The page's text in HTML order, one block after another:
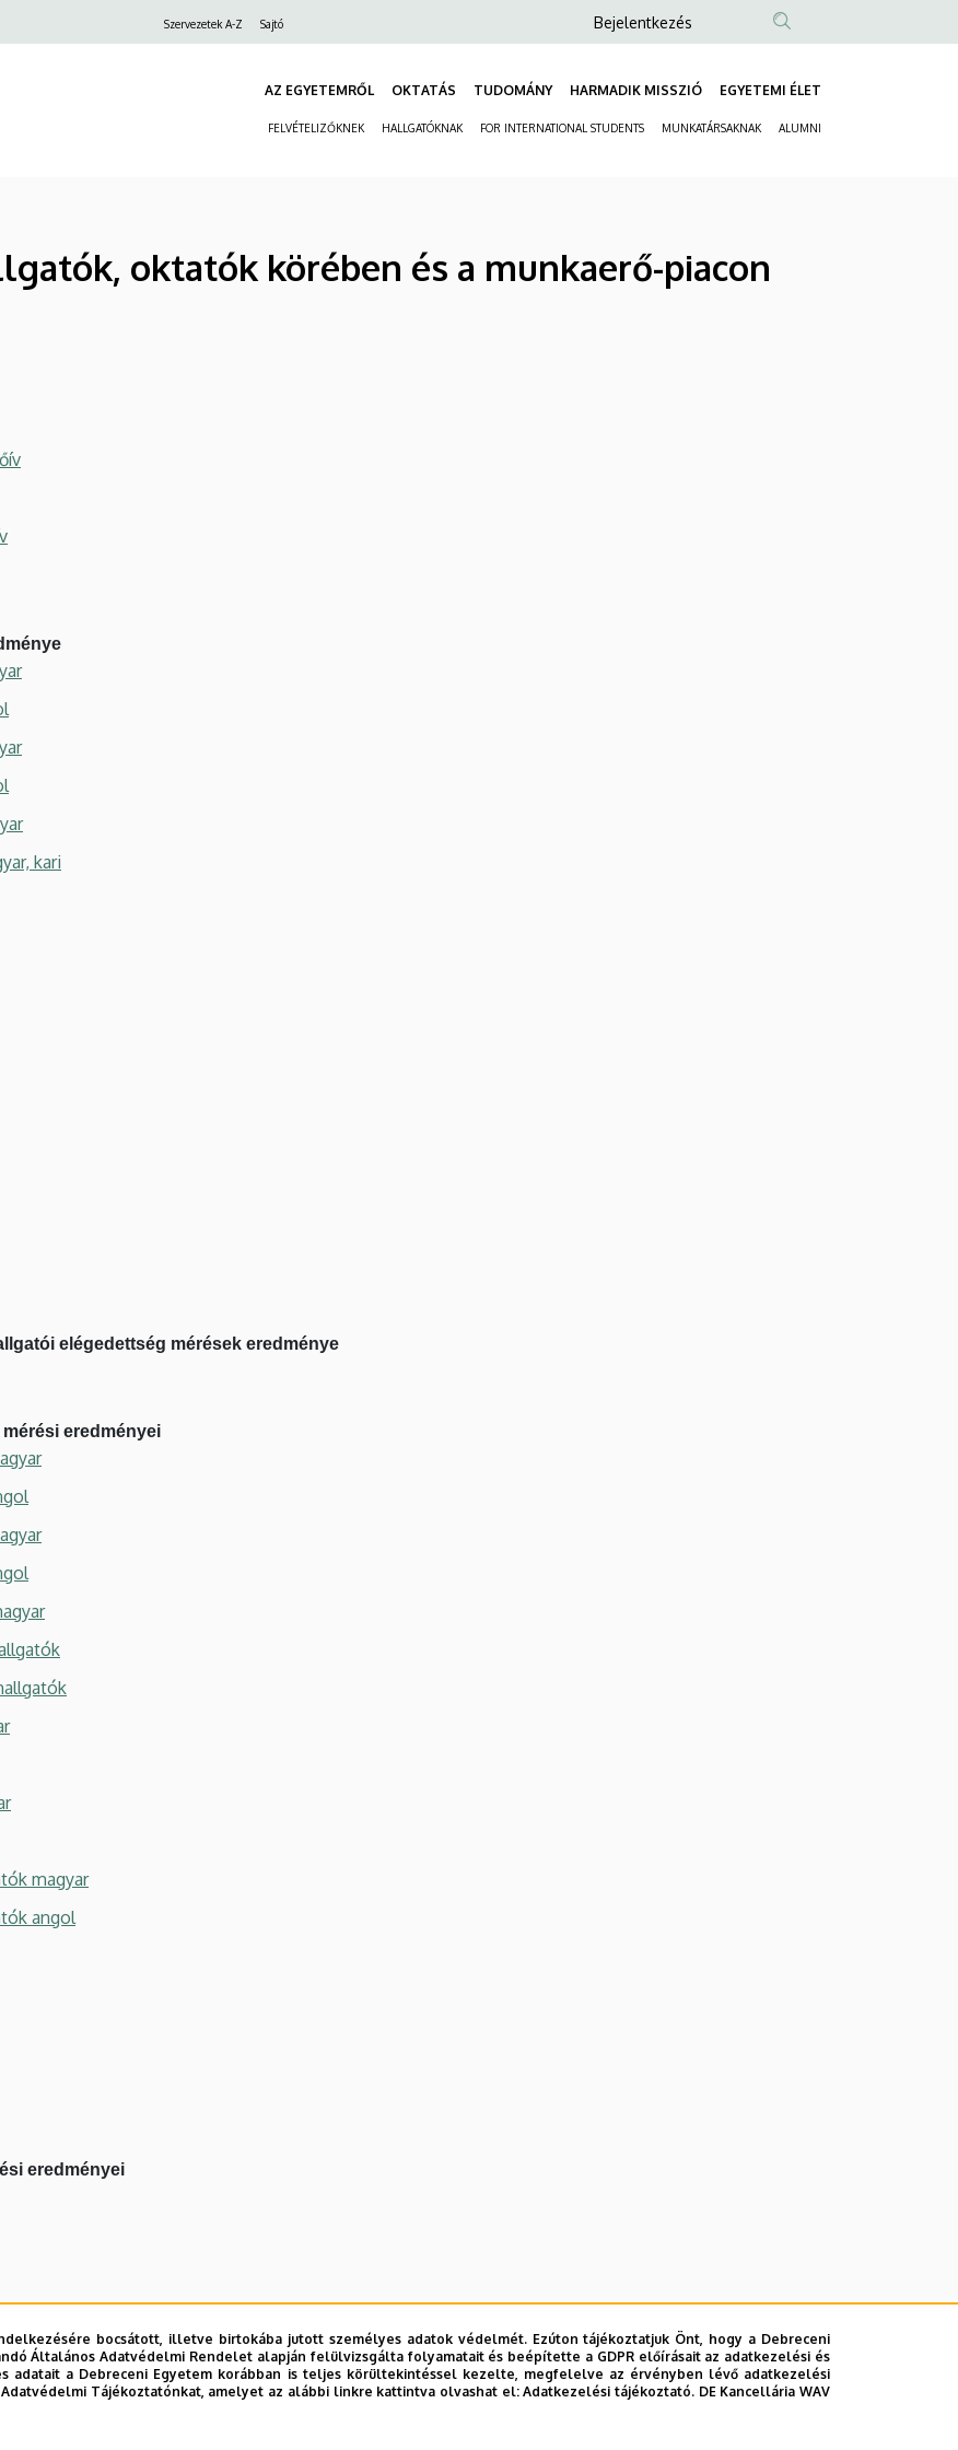
Szervezetek A-Z Sajtó
Anonim
fiók
Bejelentkezés
AZ EGYETEMRŐL OKTATÁS TUDOMÁNY HARMADIK MISSZIÓ EGYETEMI ÉLET
FELVÉTELIZŐKNEK HALLGATÓKNAK FOR INTERNATIONAL STUDENTS MUNKATÁRSAKNAK ALUMNI
oktatók körében és a munkaerő-piacon
kari
elégedettség mérések eredménye
eredményei
magyar
angol
eredményei
bocsátott, illetve birtokába jutott személyes adatok védelmét. Ezúton tájékoztatjuk Önt, hogy a Debreceni
Általános Adatvédelmi Rendelet alapján felülvizsgálta folyamatait és beépítette a GDPR előírásait az adatkezelési és
adatait a Debreceni Egyetem korábban is teljes körültekintéssel kezelte, megfelelve az érvényben lévő adatkezelési
Tájékoztatónkat, amelyet az alábbi linkre kattintva olvashat el:Adatkezelési tájékoztató. DE Kancellária WAV